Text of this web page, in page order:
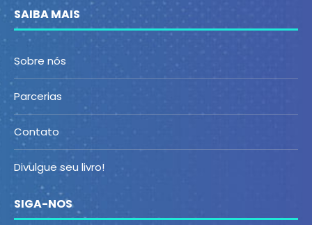
SAIBA MAIS
Sobre nós
Parcerias
Contato
Divulgue seu livro!
SIGA-NOS